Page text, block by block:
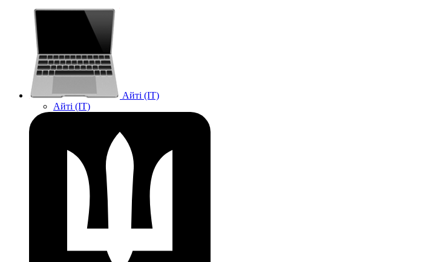
Айті (IT)
Айті (IT)